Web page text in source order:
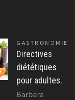
GASTRONOMIE
Directives
diététiques
pour adultes.
Barbara